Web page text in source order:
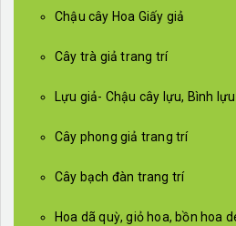
Chậu cây Hoa Giấy giả
Cây trà giả trang trí
Lựu giả- Chậu cây lựu, Bình
Cây phong giả trang trí
Cây bạch đàn trang trí
Hoa dã quỳ, giỏ hoa, bồn hoa